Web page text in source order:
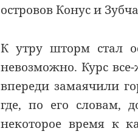
островов Конус и
К утру шторм стал
невозможно. Курс
впереди замаячили
где, по его словам,
некоторое время к